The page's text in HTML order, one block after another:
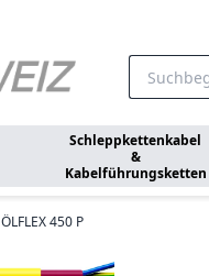
Schleppkettenkabel
&
Kabelführungsketten
ÖLFLEX 450 P